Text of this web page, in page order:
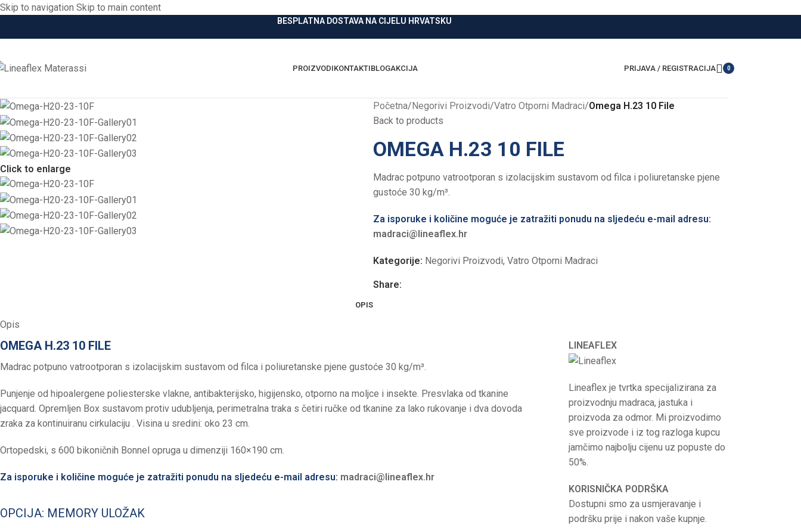
Skip to navigation Skip to main content
BESPLATNA DOSTAVA NA CIJELU HRVATSKU
PROIZVODIKONTAKTIBLOGAKCIJA PRIJAVA / REGISTRACIJA
0
Click to enlarge
Početna/Negorivi Proizvodi/Vatro Otporni Madraci/Omega H.23 10 File
Back to products
OMEGA H.23 10 FILE
Madrac potpuno vatrootporan s izolacijskim sustavom od filca i poliuretanske pjene
gustoće 30 kg/m³.
Za isporuke i količine moguće je zatražiti ponudu na sljedeću e-mail adresu:
madraci@lineaflex.hr
Kategorije: Negorivi Proizvodi, Vatro Otporni Madraci
Share:
OPIS
Opis
OMEGA H.23 10 FILE
Madrac potpuno vatrootporan s izolacijskim sustavom od filca i poliuretanske pjene gustoće 30 kg/m³.
Punjenje od hipoalergene poliesterske vlakne, antibakterijsko, higijensko, otporno na moljce i insekte. Presvlaka od tkanine
jacquard. Opremljen Box sustavom protiv udubljenja, perimetralna traka s četiri ručke od tkanine za lako rukovanje i dva dovoda
zraka za kontinuiranu cirkulaciju . Visina u sredini: oko 23 cm.
Ortopedski, s 600 bikoničnih Bonnel opruga u dimenziji 160×190 cm.
Za isporuke i količine moguće je zatražiti ponudu na sljedeću e-mail adresu: madraci@lineaflex.hr
OPCIJA: MEMORY ULOŽAK
LINEAFLEX
Lineaflex je tvrtka specijalizirana za
proizvodnju madraca, jastuka i
proizvoda za odmor. Mi proizvodimo
sve proizvode i iz tog razloga kupcu
jamčimo najbolju cijenu uz popuste do
50%.
KORISNIČKA PODRŠKA
Dostupni smo za usmjeravanje i
podršku prije i nakon vaše kupnje.